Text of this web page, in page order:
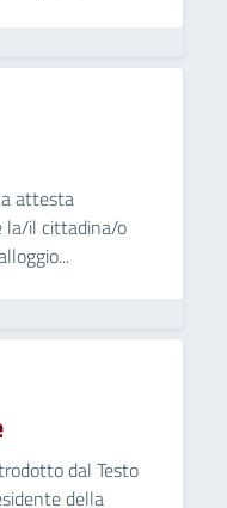
attesta
la/il cittadina/o
dal Testo
della